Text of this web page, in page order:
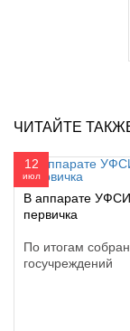
ЧИТАЙТЕ
12
июл
В аппарате
первичка
По итогам
госучреждений